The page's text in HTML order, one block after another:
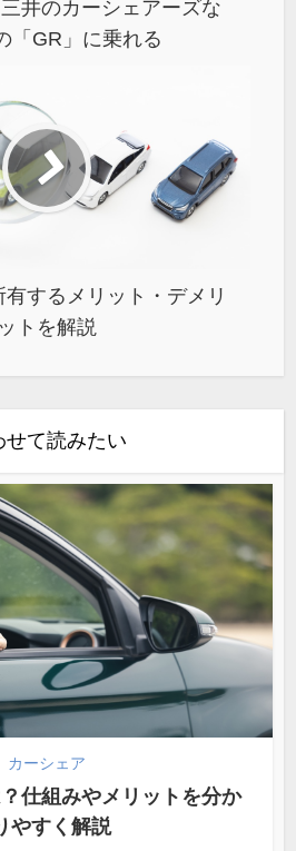
井のカーシェアーズな
「GR」に乗れる
するメリット・デメリ
ットを解説
せて読みたい
カーシェア
仕組みやメリットを分か
やすく解説